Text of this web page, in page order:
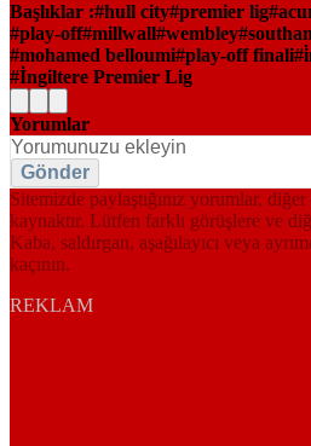
Başlıklar : hull city premier lig
play-off millwall wembley
mohamed belloumi play-off finali
İngiltere Premier Lig
Yorumlar
Gönder
Sitemizde paylaştığınız yorumlar,
kaynaktır. Lütfen farklı görüşlere ve
Kaba, saldırgan, aşağılayıcı veya
kaçının.
REKLAM